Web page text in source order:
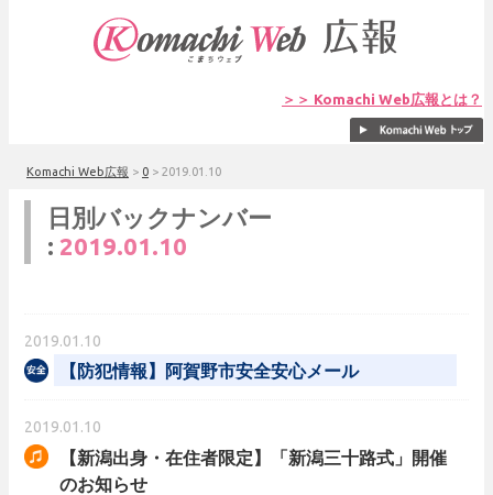
＞＞ Komachi Web広報とは？
Komachi Web広報 > 0 > 2019.01.10
日別バックナンバー
: 2019.01.10
2019.01.10
【防犯情報】阿賀野市安全安心メール
2019.01.10
【新潟出身・在住者限定】「新潟三十路式」開催
のお知らせ